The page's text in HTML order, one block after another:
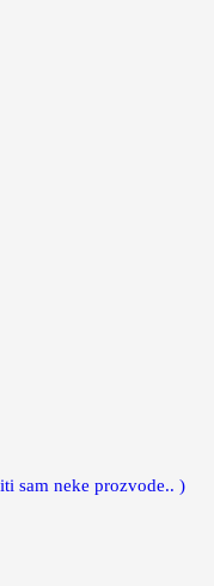
sam neke prozvode.. )